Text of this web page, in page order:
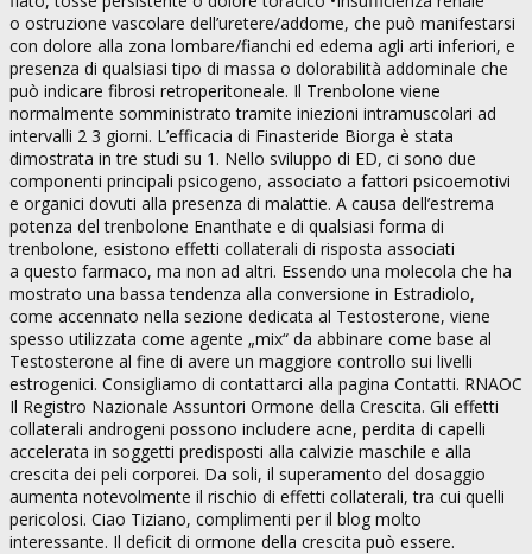
o ostruzione vascolare dell’uretere/addome, che può manifestarsi
con dolore alla zona lombare/fianchi ed edema agli arti inferiori, e
presenza di qualsiasi tipo di massa o dolorabilità addominale che
può indicare fibrosi retroperitoneale. Il Trenbolone viene
normalmente somministrato tramite iniezioni intramuscolari ad
intervalli 2 3 giorni. L’efficacia di Finasteride Biorga è stata
dimostrata in tre studi su 1. Nello sviluppo di ED, ci sono due
componenti principali psicogeno, associato a fattori psicoemotivi
e organici dovuti alla presenza di malattie. A causa dell’estrema
potenza del trenbolone Enanthate e di qualsiasi forma di
trenbolone, esistono effetti collaterali di risposta associati
a questo farmaco, ma non ad altri. Essendo una molecola che ha
mostrato una bassa tendenza alla conversione in Estradiolo,
come accennato nella sezione dedicata al Testosterone, viene
spesso utilizzata come agente „mix“ da abbinare come base al
Testosterone al fine di avere un maggiore controllo sui livelli
estrogenici. Consigliamo di contattarci alla pagina Contatti. RNAOC
Il Registro Nazionale Assuntori Ormone della Crescita. Gli effetti
collaterali androgeni possono includere acne, perdita di capelli
accelerata in soggetti predisposti alla calvizie maschile e alla
crescita dei peli corporei. Da soli, il superamento del dosaggio
aumenta notevolmente il rischio di effetti collaterali, tra cui quelli
pericolosi. Ciao Tiziano, complimenti per il blog molto
interessante. Il deficit di ormone della crescita può essere.